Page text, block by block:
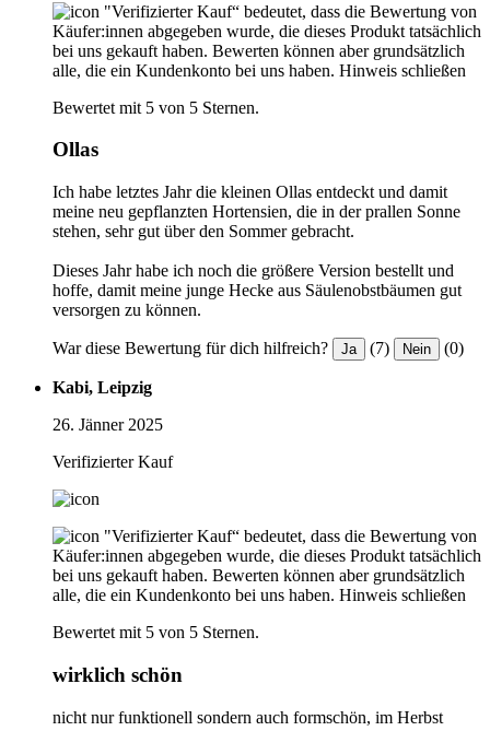
"Verifizierter Kauf“ bedeutet, dass die Bewertung von
Käufer:innen abgegeben wurde, die dieses Produkt tatsächlich
bei uns gekauft haben. Bewerten können aber grundsätzlich
alle, die ein Kundenkonto bei uns haben. Hinweis schließen
Bewertet mit 5 von 5 Sternen.
Ollas
Ich habe letztes Jahr die kleinen Ollas entdeckt und damit
meine neu gepflanzten Hortensien, die in der prallen Sonne
stehen, sehr gut über den Sommer gebracht.
Dieses Jahr habe ich noch die größere Version bestellt und
hoffe, damit meine junge Hecke aus Säulenobstbäumen gut
versorgen zu können.
War diese Bewertung für dich hilfreich? Ja (7) Nein (0)
Kabi, Leipzig
26. Jänner 2025
Verifizierter Kauf
"Verifizierter Kauf“ bedeutet, dass die Bewertung von
Käufer:innen abgegeben wurde, die dieses Produkt tatsächlich
bei uns gekauft haben. Bewerten können aber grundsätzlich
alle, die ein Kundenkonto bei uns haben. Hinweis schließen
Bewertet mit 5 von 5 Sternen.
wirklich schön
nicht nur funktionell sondern auch formschön, im Herbst